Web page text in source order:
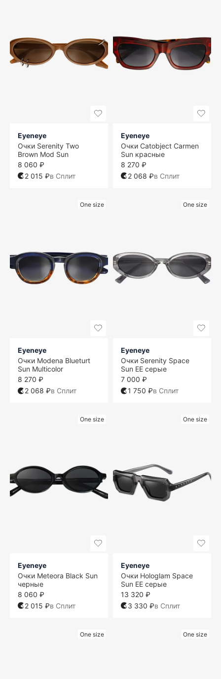
Eyeneye
Очки Serenity Two
Brown Mod Sun
8 060 ₽
2 015 ₽в Сплит
Eyeneye
Очки Catobject Carmen
Sun красные
8 270 ₽
2 068 ₽в Сплит
One size
Eyeneye
Очки Modena Blueturt
Sun Multicolor
8 270 ₽
2 068 ₽в Сплит
One size
Eyeneye
Очки Serenity Space
Sun EE серые
7 000 ₽
1 750 ₽в Сплит
One size
Eyeneye
Очки Meteora Black Sun
черные
8 060 ₽
2 015 ₽в Сплит
One size
Eyeneye
Очки Hologlam Space
Sun EE серые
13 320 ₽
3 330 ₽в Сплит
One size One size